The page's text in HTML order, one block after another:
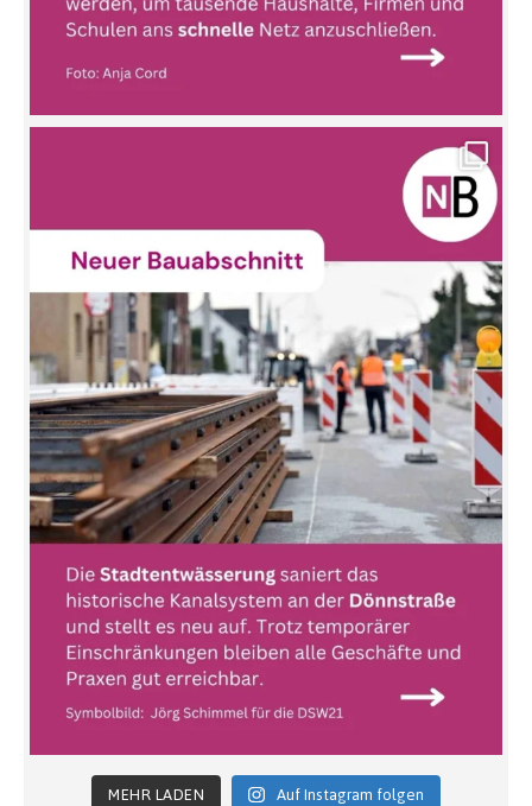
MEHR LADEN Auf Instagram folgen